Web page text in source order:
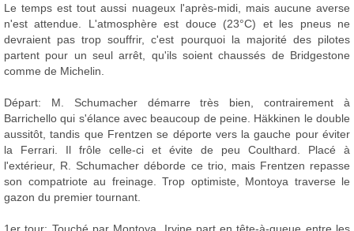
Le temps est tout aussi nuageux l'après-midi, mais aucune averse
n'est attendue. L'atmosphère est douce (23°C) et les pneus ne
devraient pas trop souffrir, c'est pourquoi la majorité des pilotes
partent pour un seul arrêt, qu'ils soient chaussés de Bridgestone
comme de Michelin.
Départ: M. Schumacher démarre très bien, contrairement à
Barrichello qui s'élance avec beaucoup de peine. Häkkinen le double
aussitôt, tandis que Frentzen se déporte vers la gauche pour éviter
la Ferrari. Il frôle celle-ci et évite de peu Coulthard. Placé à
l'extérieur, R. Schumacher déborde ce trio, mais Frentzen repasse
son compatriote au freinage. Trop optimiste, Montoya traverse le
gazon du premier tournant.